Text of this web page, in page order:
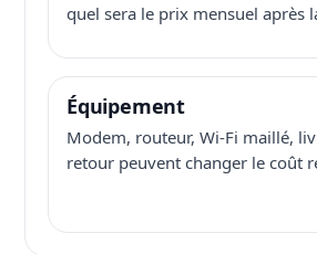
quel sera le prix mensuel après
Équipement
Modem, routeur, Wi-Fi maillé,
retour peuvent changer le coût